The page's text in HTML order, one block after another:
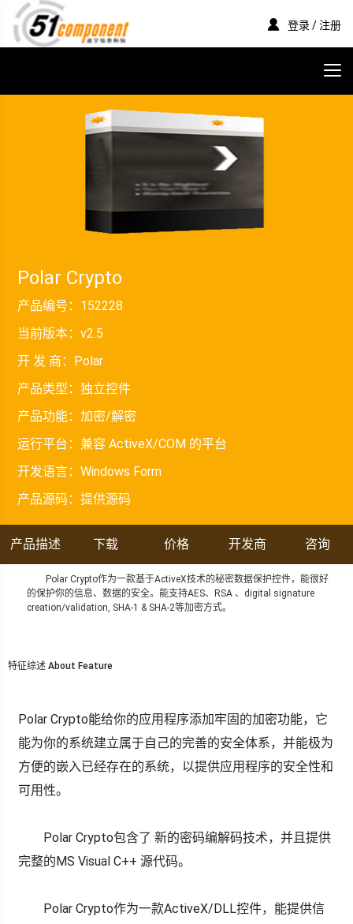
登录 / 注册
Polar Crypto
产品编号： 152228
当前版本：v2.5
开 发 商： Polar
产品类型：独立控件
产品功能：加密/解密
运行平台：兼容 ActiveX/COM 的平台
开发语言：Windows Form
产品源码：提供源码
产品描述 下载 价格 开发商 咨询
Polar Crypto作为一款基于ActiveX技术的秘密数据保护控件，能很好
的保护你的信息、数据的安全。能支持AES、RSA 、digital signature
creation/validation, SHA-1 & SHA-2等加密方式。
特征综述 About Feature
Polar Crypto能给你的应用程序添加牢固的加密功能，它
能为你的系统建立属于自己的完善的安全体系，并能极为
方便的嵌入已经存在的系统，以提供应用程序的安全性和
可用性。
Polar Crypto包含了 新的密码编解码技术，并且提供
完整的MS Visual C++ 源代码。
Polar Crypto作为一款ActiveX/DLL控件，能提供信